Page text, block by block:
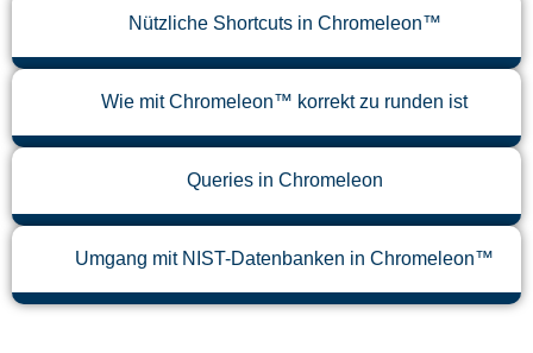
Nützliche Shortcuts in Chromeleon™
Wie mit Chromeleon™ korrekt zu runden ist
Queries in Chromeleon
Umgang mit NIST-Datenbanken in Chromeleon™